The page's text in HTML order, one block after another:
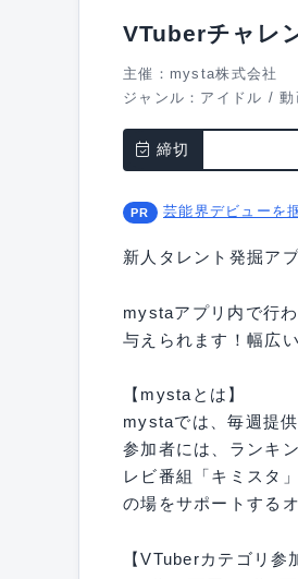
VTuberチャレ
主催：mysta株式会社
ジャンル： アイドル /
締切
芸能界デビューを
新人タレント発掘ア
mystaアプリ内で行
与えられます！幅広
【mystaとは】
mystaでは、毎週提
参加者には、ランキ
レビ番組「キミスタ
の場をサポートする
【VTuberカテゴリ参